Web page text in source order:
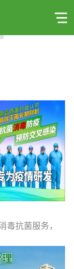
毒抗菌服务，